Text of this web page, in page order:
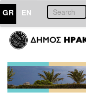
GR EN
ΔΗΜΟΣ
Δελτία
Τύπου
Αρχείο